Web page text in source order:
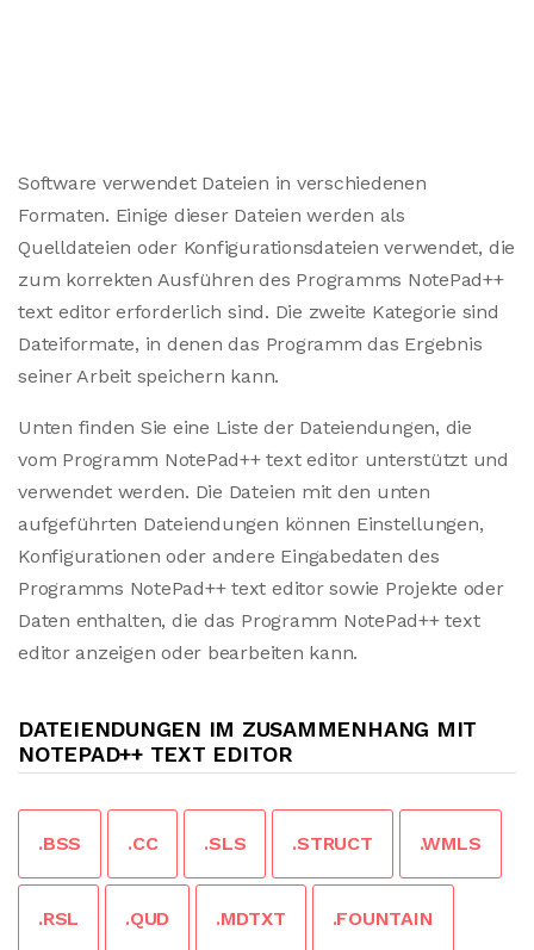
Software verwendet Dateien in verschiedenen
Formaten. Einige dieser Dateien werden als
Quelldateien oder Konfigurationsdateien verwendet, die
zum korrekten Ausführen des Programms NotePad++
text editor erforderlich sind. Die zweite Kategorie sind
Dateiformate, in denen das Programm das Ergebnis
seiner Arbeit speichern kann.
Unten finden Sie eine Liste der Dateiendungen, die
vom Programm NotePad++ text editor unterstützt und
verwendet werden. Die Dateien mit den unten
aufgeführten Dateiendungen können Einstellungen,
Konfigurationen oder andere Eingabedaten des
Programms NotePad++ text editor sowie Projekte oder
Daten enthalten, die das Programm NotePad++ text
editor anzeigen oder bearbeiten kann.
DATEIENDUNGEN IM ZUSAMMENHANG MIT
NOTEPAD++ TEXT EDITOR
.BSS .CC .SLS .STRUCT .WMLS
.RSL .QUD .MDTXT .FOUNTAIN